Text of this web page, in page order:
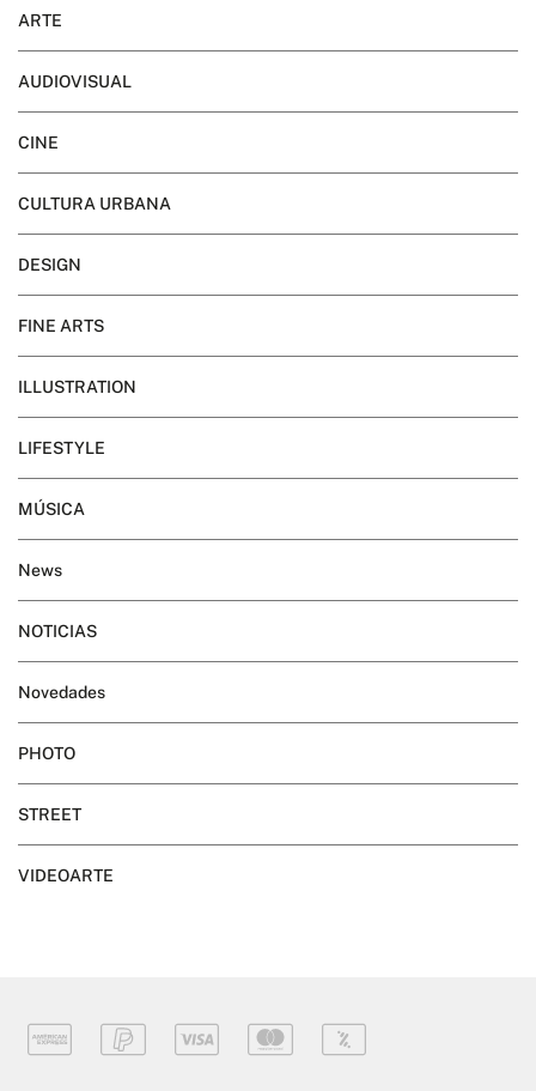
ARTE
AUDIOVISUAL
CINE
CULTURA URBANA
DESIGN
FINE ARTS
ILLUSTRATION
LIFESTYLE
MÚSICA
News
NOTICIAS
Novedades
PHOTO
STREET
VIDEOARTE